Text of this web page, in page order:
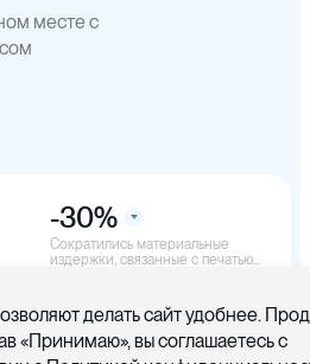
месте с
-30%
Cократились материальные
издержки, связанные с печатью
делать сайт удобнее.
«Принимаю», вы соглашаетесь с